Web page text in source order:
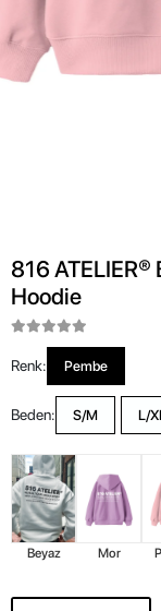
816 ATELIER®
Hoodie
Renk: Pembe
Beden: S/M L/
Beyaz Mor